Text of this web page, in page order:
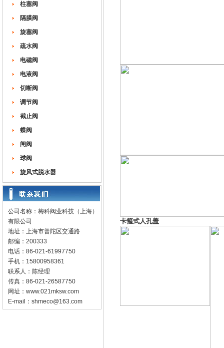
柱塞阀
隔膜阀
旋塞阀
疏水阀
电磁阀
电液阀
切断阀
调节阀
截止阀
蝶阀
闸阀
球阀
旋风式脱水器
公司名称：梅科阀业科技（上海）
有限公司
地址：上海市普陀区交通路
邮编：200333
电话：86-021-61997750
手机：15800958361
联系人：陈经理
传真：86-021-26587750
网址： www.021mksw.com
E-mail： shmeco@163.com
卡箍式人孔盖